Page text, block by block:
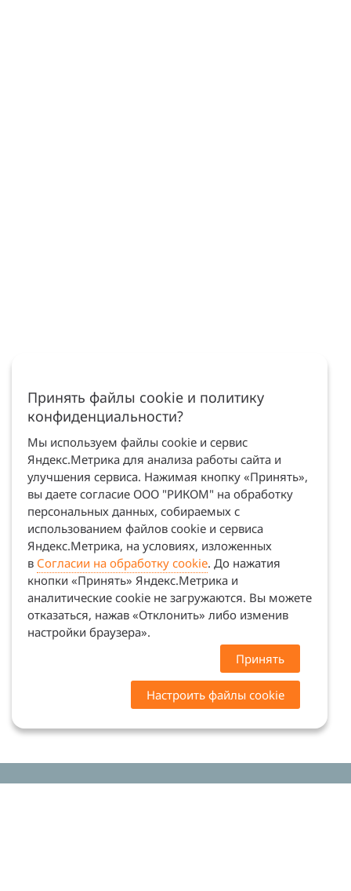
Принять файлы cookie и политику
конфиденциальности?
Мы используем файлы cookie и сервис
Яндекс.Метрика для анализа работы сайта и
улучшения сервиса. Нажимая кнопку «Принять»,
вы даете согласие ООО "РИКОМ" на обработку
персональных данных, собираемых с
использованием файлов cookie и сервиса
Яндекс.Метрика, на условиях, изложенных
в Согласии на обработку cookie. До нажатия
кнопки «Принять» Яндекс.Метрика и
аналитические cookie не загружаются. Вы можете
отказаться, нажав «Отклонить» либо изменив
настройки браузера».
Принять
Настроить файлы cookie